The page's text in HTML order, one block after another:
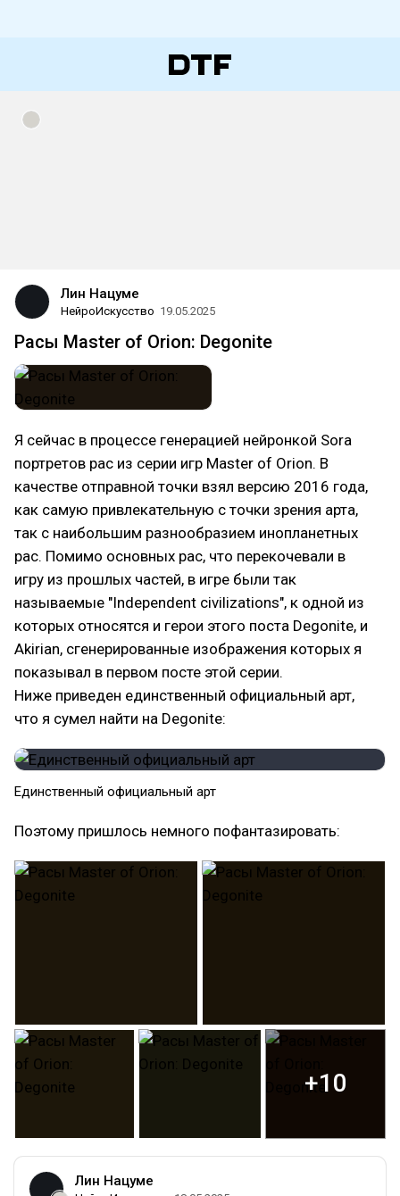
Лин Нацуме
НейроИскусство 19.05.2025
Расы Master of Orion: Degonite
Я сейчас в процессе генерацией нейронкой Sora
портретов рас из серии игр Master of Orion. В
качестве отправной точки взял версию 2016 года,
как самую привлекательную с точки зрения арта,
так с наибольшим разнообразием инопланетных
рас. Помимо основных рас, что перекочевали в
игру из прошлых частей, в игре были так
называемые "Independent civilizations", к одной из
которых относятся и герои этого поста Degonite, и
Akirian, сгенерированные изображения которых я
показывал в первом посте этой серии.
Ниже приведен единственный официальный арт,
что я сумел найти на Degonite:
Единственный официальный арт
Поэтому пришлось немного пофантазировать:
+10
Лин Нацуме